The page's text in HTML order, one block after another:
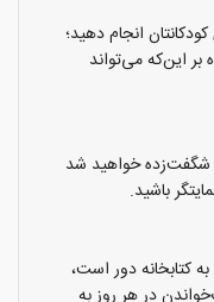
انجام دهید؛
این‌که می‌تواند
شگفت‌زده خواهید شد
باشید.
کتابخانه دور است،